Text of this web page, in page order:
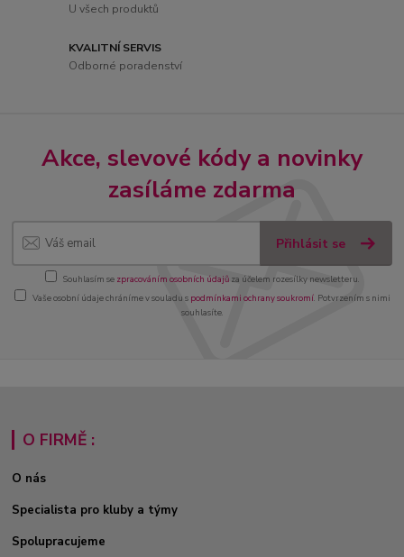
U všech produktů
KVALITNÍ SERVIS
Odborné poradenství
Akce, slevové kódy a novinky
zasíláme zdarma
Přihlásit se
Souhlasím se zpracováním osobních údajůza účelem rozesílky newsletteru.
Vaše osobní údaje chráníme v souladu s podmínkami ochrany soukromí. Potvrzením s nimi
souhlasíte.
O FIRMĚ :
O nás
Specialista pro kluby a týmy
Spolupracujeme